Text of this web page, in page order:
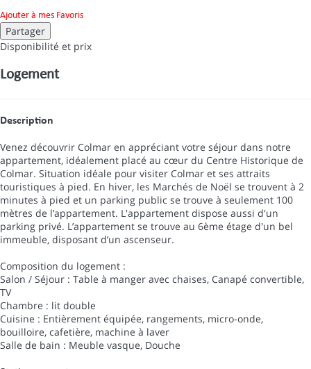
Ajouter à mes Favoris
Partager
Disponibilité et prix
Logement
Description
Venez découvrir Colmar en appréciant votre séjour dans notre
appartement, idéalement placé au cœur du Centre Historique de
Colmar. Situation idéale pour visiter Colmar et ses attraits
touristiques à pied. En hiver, les Marchés de Noël se trouvent à 2
minutes à pied et un parking public se trouve à seulement 100
mètres de l’appartement. L'appartement dispose aussi d'un
parking privé. L’appartement se trouve au 6ème étage d'un bel
immeuble, disposant d’un ascenseur.
Composition du logement :
Salon / Séjour : Table à manger avec chaises, Canapé convertible,
TV
Chambre : lit double
Cuisine : Entièrement équipée, rangements, micro-onde,
bouilloire, cafetière, machine à laver
Salle de bain : Meuble vasque, Douche